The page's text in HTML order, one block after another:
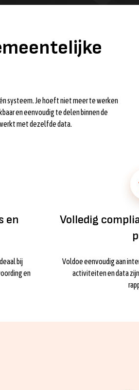
systeem. Je hoeft niet meer te werken
en eenvoudig te delen binnen de
met dezelfde data.
en
bij
en
Volledig
Voldoe eenvoudig aan
activiteiten en data